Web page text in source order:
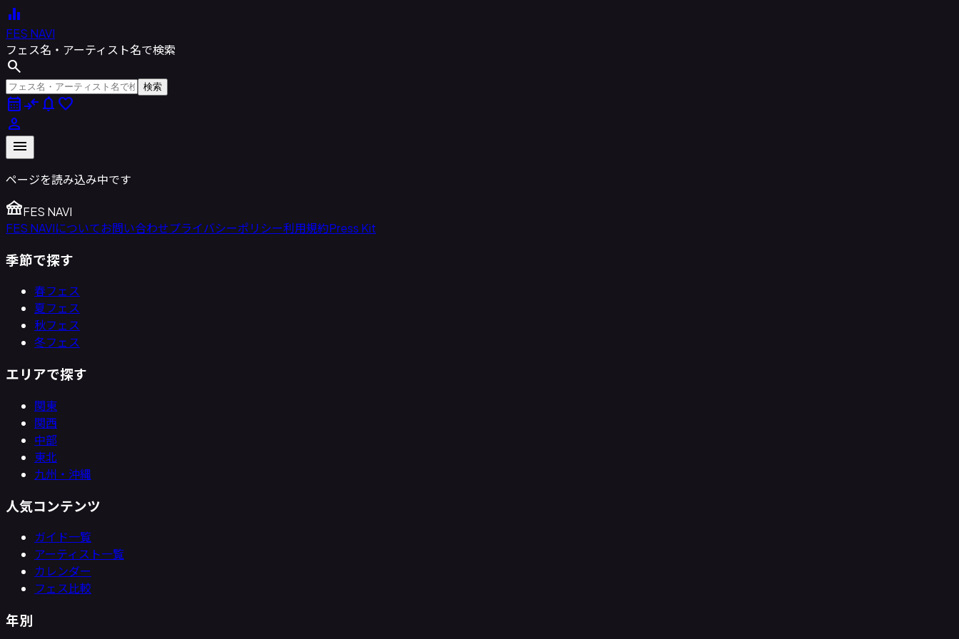
equalizer
FES NAVI
フェス名・アーティスト名で検索
search
検索
calendar_monthcompare_arrows notifications favorite
person
menu
ページを読み込み中です
festivalFES NAVI
FES NAVIについてお問い合わせプライバシーポリシー利用規約Press Kit
季節で探す
春フェス
夏フェス
秋フェス
冬フェス
エリアで探す
関東
関西
中部
東北
九州・沖縄
人気コンテンツ
ガイド一覧
アーティスト一覧
カレンダー
フェス比較
年別